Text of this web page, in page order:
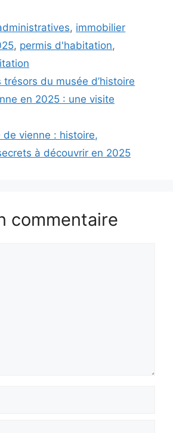
, immobilier
, permis d'habitation,
trésors du musée d’histoire
en 2025 : une visite
de vienne : histoire,
à découvrir en 2025
commentaire